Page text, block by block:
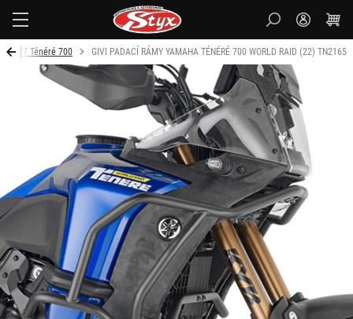
T7 Ténéré 700 GIVI PADACÍ RÁMY YAMAHA TÉNÉRÉ 700 WORLD RAID (22) TN2165